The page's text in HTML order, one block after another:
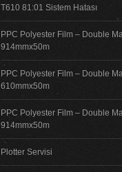
T610 81:01 Sistem Hatası
PPC Polyester Film – Double
914mmx50m
PPC Polyester Film – Double
610mmx50m
PPC Polyester Film – Double
914mmx50m
Plotter Servisi